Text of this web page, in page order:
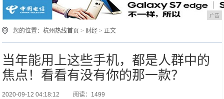
广告
您的位置：杭州热线首页 > 财经 > 正文
当年能用上这些手机，都是人群中的
焦点！看看有没有你的那一款？
2020-09-12 04:18:12 阅读：1499